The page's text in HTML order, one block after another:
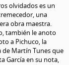
olvidados es un
una
obra maestra.
también le anoto
a Pichuco, la
de Martín Tunes que
García en su nota,